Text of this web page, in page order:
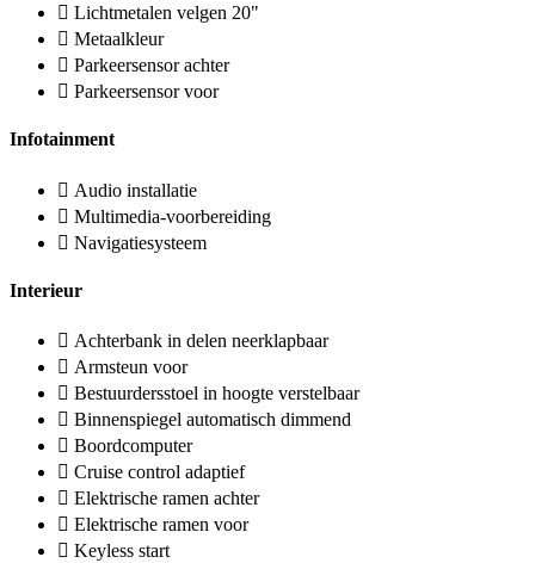
Lichtmetalen velgen 20"
Metaalkleur
Parkeersensor achter
Parkeersensor voor
Infotainment
Audio installatie
Multimedia-voorbereiding
Navigatiesysteem
Interieur
Achterbank in delen neerklapbaar
Armsteun voor
Bestuurdersstoel in hoogte verstelbaar
Binnenspiegel automatisch dimmend
Boordcomputer
Cruise control adaptief
Elektrische ramen achter
Elektrische ramen voor
Keyless start